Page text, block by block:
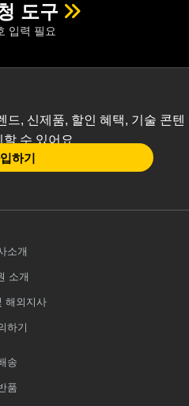
도구
입력 필요
드, 신제품, 할인 혜택, 기술 콘텐
할 수 있어요
하기
소개
소개
해외지사
하기
송
품